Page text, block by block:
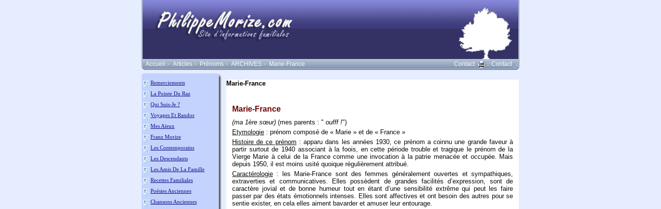
Contact :: Contact
Accueil > Articles > Prénoms > ARCHIVES > Marie-France
Remerciements
La Pointe Du Raz
Qui Suis-Je ?
Voyages Et Randos
Mes Aïeux
Franz Morize
Les Contemporains
Les Descendants
Les Amis De La Famille
Recettes Familiales
Poésies Anciennes
Chansons Anciennes
Marie-France
Marie-France
(ma 1ère sœur) (mes parents : " oufff !")
Etymologie : prénom composé de « Marie » et de « France »
Histoire de ce prénom : apparu dans les années 1930, ce prénom a coinnu une grande faveur à
partir surtout de 1940 associant à la foois, en cette période trouble et tragique le prénom de la
Vierge Marie à celui de la France comme une invocation à la patrie menacée et occupée. Mais
depuis 1950, il est moins usité quoique régulièrement attribué.
Caractérologie : les Marie-France sont des femmes généralement ouvertes et sympathiques,
extraverties et communicatives. Elles possèdent de grandes facilités d’expression, sont de
caractère jovial et de bonne humeur tout en étant d’une sensibilité extrême qui peut les faire
passer par des états émotionnels intenses. Elles sont affectives et ont besoin des autres pour se
sentie exister, en cela elles aiment bavarder et amuser leur entourage.